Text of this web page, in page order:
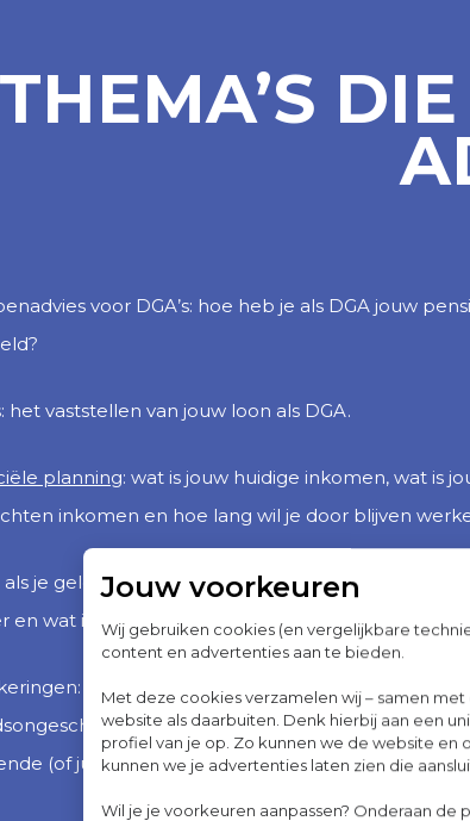
Jouw voorkeuren
Wij gebruiken cookies (en vergelijkbare
content en advertenties aan te bieden.
Met deze cookies verzamelen wij – samen met
website als daarbuiten. Denk hierbij aan een
profiel van je op. Zo kunnen we de website
kunnen we je advertenties laten zien die
Wil je je voorkeuren aanpassen? Onderaan
THEMA’S
voor DGA’s: hoe heb je als DGA jouw
het vaststellen van jouw loon als DGA.
planning: wat is jouw huidige inkomen, wat is
inkomen en hoe lang wil je door blijven
als je geld uit jouw bedrijf wilt halen, wat is dan de
en wat is het beste moment?
heb je jezelf verzekerd tegen
en overlijden, zijn alle
(of juist te veel) afgedekt?